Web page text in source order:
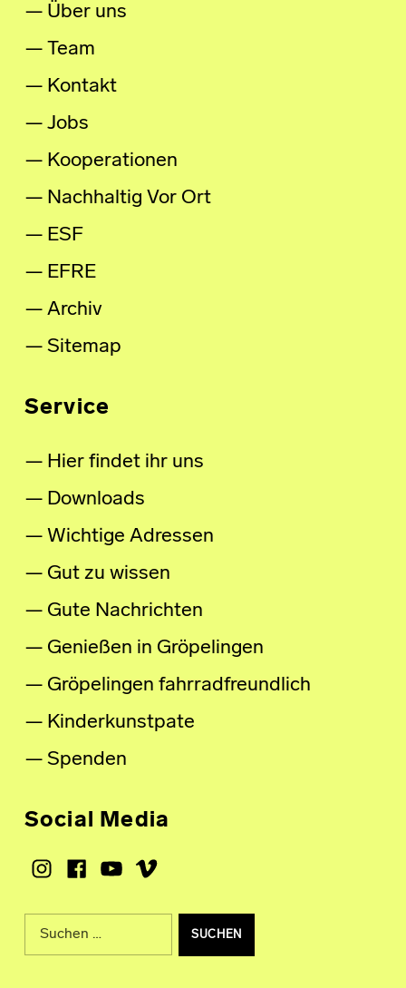
Über uns
Team
Kontakt
Jobs
Kooperationen
Nachhaltig Vor Ort
ESF
EFRE
Archiv
Sitemap
Service
Hier findet ihr uns
Downloads
Wichtige Adressen
Gut zu wissen
Gute Nachrichten
Genießen in Gröpelingen
Gröpelingen fahrradfreundlich
Kinderkunstpate
Spenden
Social Media
Instagram
Facebook
Youtube
Vimeo
Suche nach: